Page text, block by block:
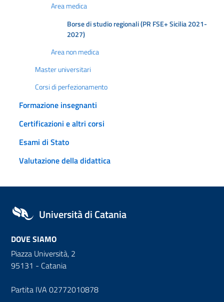
Area medica
Borse di studio regionali (PR FSE+ Sicilia 2021-
2027)
Area non medica
Master universitari
Corsi di perfezionamento
Formazione insegnanti
Certificazioni e altri corsi
Esami di Stato
Valutazione della didattica
Università di Catania
DOVE SIAMO
Piazza Università, 2
95131 - Catania
Partita IVA 02772010878